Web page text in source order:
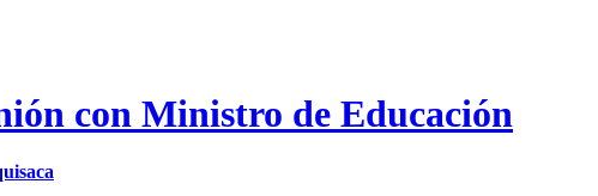
con Ministro de Educación